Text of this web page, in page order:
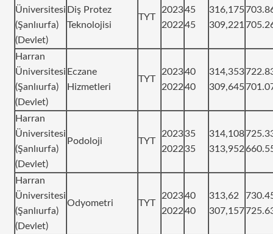
Üniversitesi
(Şanlıurfa)
(Devlet)
Diş Protez
Teknolojisi
TYT
2023
2022
45
45
316,175
309,221
Harran
Üniversitesi
(Şanlıurfa)
(Devlet)
Eczane
Hizmetleri
TYT
2023
2022
40
40
314,353
309,645
Harran
Üniversitesi
(Şanlıurfa)
(Devlet)
Podoloji TYT
2023
2022
35
35
314,108
313,952
Harran
Üniversitesi
(Şanlıurfa)
(Devlet)
Odyometri TYT
2023
2022
40
40
313,62
307,157